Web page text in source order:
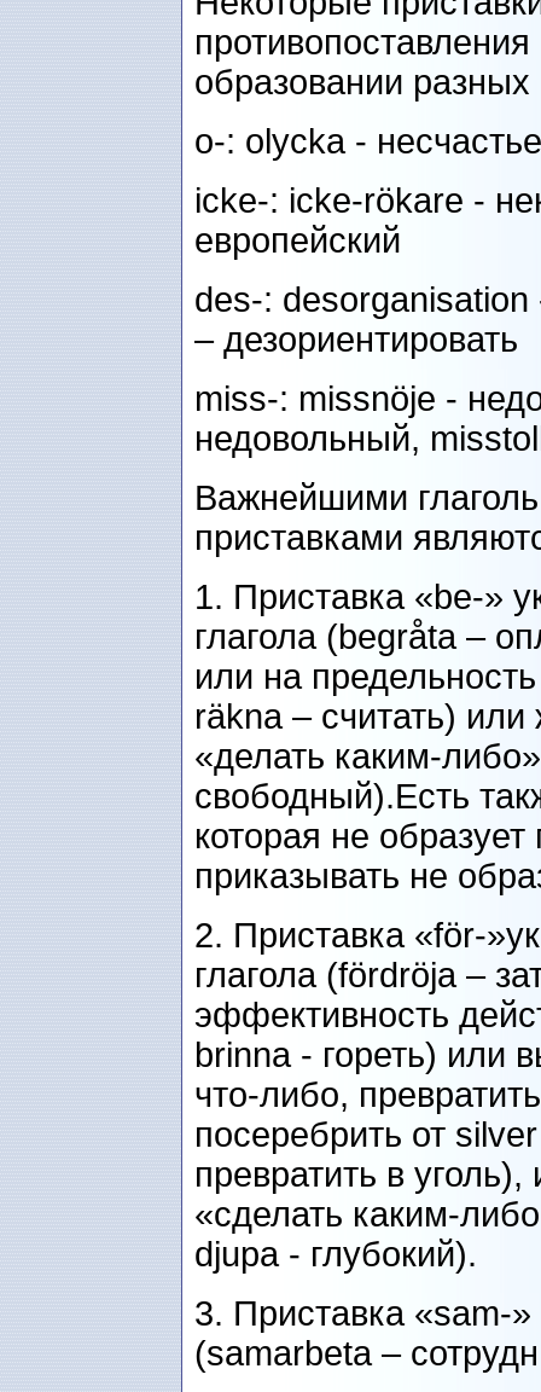
образовании разных
o-: olycka -
icke-: icke-rökare -
европейский
des-: desorganisation
– дезориентировать
miss-: missnöje -
недовольный,
Важнейшими
приставками
1. Приставка «be-»
глагола (begråta –
или на
räkna – считать)
«делать каким-
свободный).Есть
которая не образует
приказывать не
2. Приставка «för-
глагола (fördröja –
эффективность
brinna - гореть) или
что-либо,
посеребрить от
превратить в
«сделать каким-
djupa - глубокий).
3. Приставка «sam-»
(samarbeta –